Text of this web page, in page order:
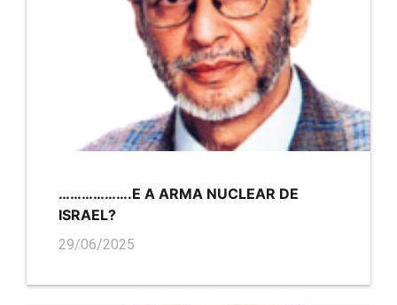
……………….E A ARMA NUCLEAR DE
ISRAEL?
29/06/2025